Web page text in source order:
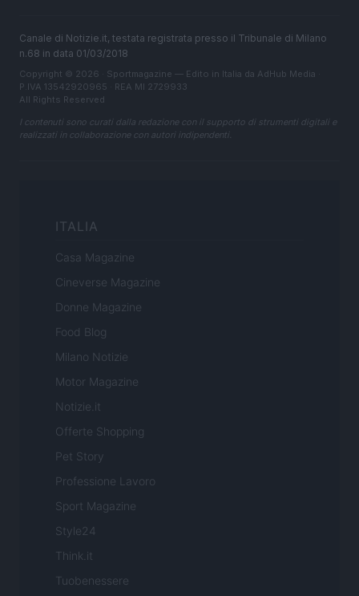
Canale di Notizie.it, testata registrata presso il Tribunale di Milano
n.68 in data 01/03/2018
Copyright © 2026 · Sportmagazine — Edito in Italia da AdHub Media
P.IVA 13542920965 · REA MI 2729933
All Rights Reserved
I contenuti sono curati dalla redazione con il supporto di strumenti digitali e
realizzati in collaborazione con autori indipendenti.
ITALIA
Casa Magazine
Cineverse Magazine
Donne Magazine
Food Blog
Milano Notizie
Motor Magazine
Notizie.it
Offerte Shopping
Pet Story
Professione Lavoro
Sport Magazine
Style24
Think.it
Tuobenessere